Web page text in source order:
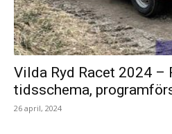
Vilda Ryd Racet 2024 –
tidsschema,
26 april, 2024